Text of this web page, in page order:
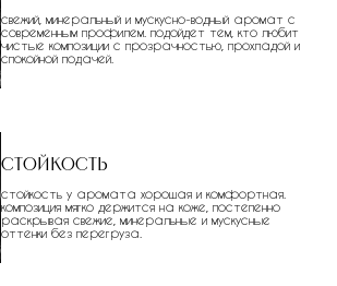
свежий, минеральный и мускусно-водный аромат с
современным профилем. подойдет тем, кто любит
чистые композиции с прозрачностью, прохладой и
спокойной подачей.
Стойкость
стойкость у аромата хорошая и комфортная.
композиция мягко держится на коже, постепенно
раскрывая свежие, минеральные и мускусные
оттенки без перегруза.